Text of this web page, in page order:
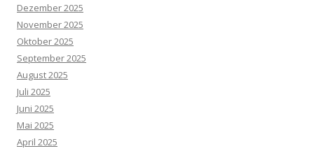
Dezember 2025
November 2025
Oktober 2025
September 2025
August 2025
Juli 2025
Juni 2025
Mai 2025
April 2025